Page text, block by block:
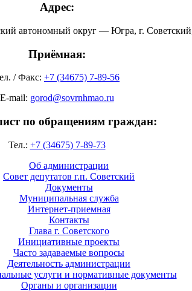
Адрес:
автономный округ — Югра, г.
Приёмная:
/ Факс: +7 (34675) 7-89-56
E-mail: gorod@sovrnhmao.ru
по обращениям граждан:
Тел.: +7 (34675) 7-89-73
Об администрации
Совет депутатов г.п. Советский
Документы
Муниципальная служба
Интернет-приемная
Контакты
Глава г. Советского
Инициативные проекты
Часто задаваемые вопросы
Деятельность администрации
услуги и нормативные документы
Органы и организации